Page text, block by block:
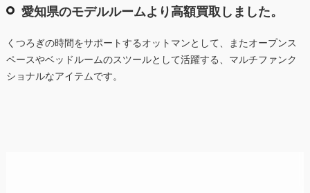
愛知県のモデルルームより高額買取しました。
くつろぎの時間をサポートするオットマンとして、またオープンス
ペースやベッドルームのスツールとして活躍する、マルチファンク
ショナルなアイテムです。